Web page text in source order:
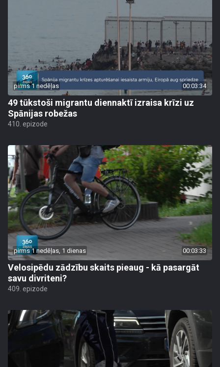
pirms 1 nedēļas 00:03:34
49 tūkstoši migrantu diennaktī izraisa krīzi uz
Spānijas robežas
410. epizode
pirms 1 nedēļas, 1 dienas 00:03:33
Velosipēdu zādzību skaits pieaug - kā pasargāt
savu divriteni?
409. epizode